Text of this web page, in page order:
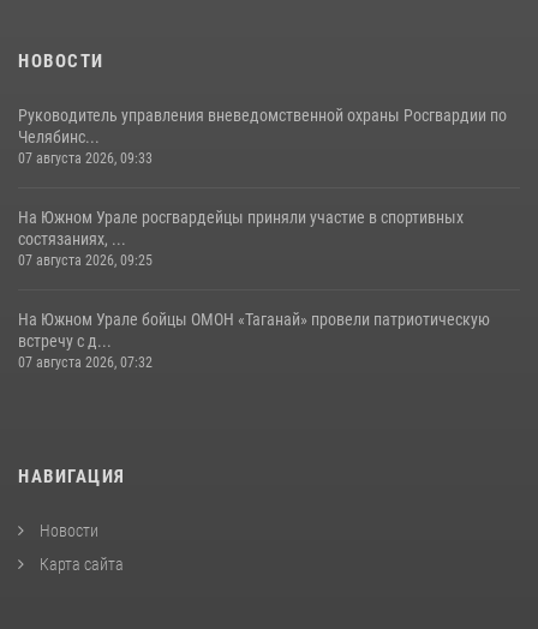
НОВОСТИ
Руководитель управления вневедомственной охраны Росгвардии по
Челябинс...
07 августа 2026, 09:33
На Южном Урале росгвардейцы приняли участие в спортивных
состязаниях, ...
07 августа 2026, 09:25
На Южном Урале бойцы ОМОН «Таганай» провели патриотическую
встречу с д...
07 августа 2026, 07:32
НАВИГАЦИЯ
Новости
Карта сайта